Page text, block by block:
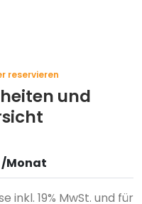
reservieren
und
/Monat
inkl. 19% MwSt. und für